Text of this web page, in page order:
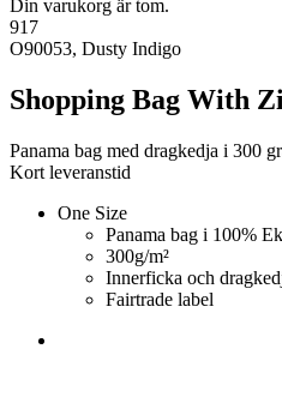
Din varukorg är tom.
917
O90053, Dusty Indigo
Shopping Bag With
Panama bag med dragkedja i 300
Kort leveranstid
One Size
Panama bag i 100%
300g/m²
Innerficka och
Fairtrade label